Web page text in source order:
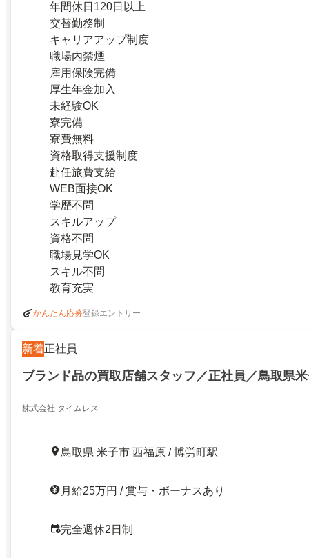
年間休日120日以上
交替勤務制
キャリアアップ制度
職場内禁煙
雇用保険完備
厚生年金加入
未経験OK
寮完備
寮費無料
資格取得支援制度
赴任旅費支給
WEB面接OK
学歴不問
スキルアップ
資格不問
職場見学OK
スキル不問
教育充実
かんたん応募登録エントリー
新着正社員
ブランド品の買取店舗スタッフ／正社員／鳥取県
株式会社 タイムレス
鳥取県 米子市 西福原 / 博労町駅
月給25万円 / 賞与・ボーナスあり
完全週休2日制